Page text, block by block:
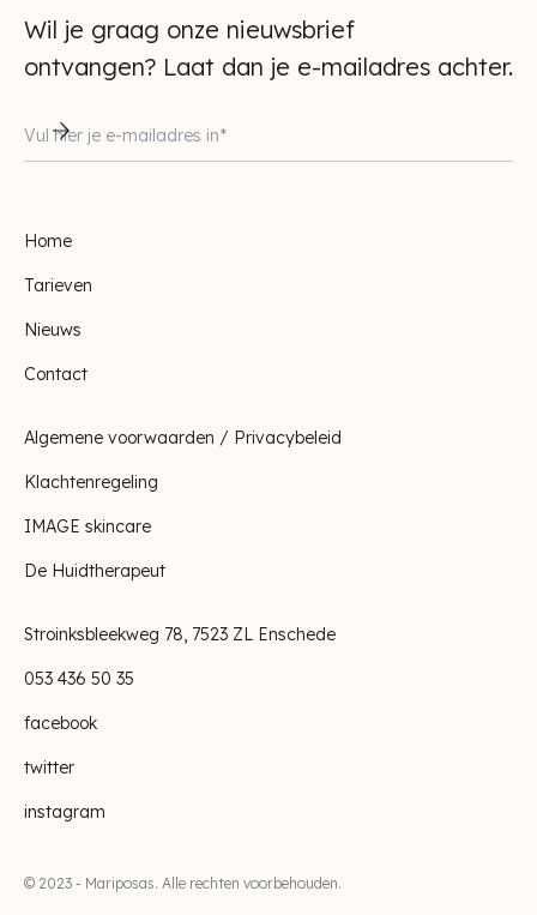
Wil je graag onze nieuwsbrief
ontvangen? Laat dan je e-mailadres achter.
Home
Tarieven
Nieuws
Contact
Algemene voorwaarden / Privacybeleid
Klachtenregeling
IMAGE skincare
De Huidtherapeut
Stroinksbleekweg 78, 7523 ZL Enschede
053 436 50 35
facebook
twitter
instagram
© 2023 - Mariposas. Alle rechten voorbehouden.